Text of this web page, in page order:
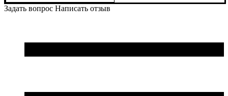
Задать вопрос Написать отзыв